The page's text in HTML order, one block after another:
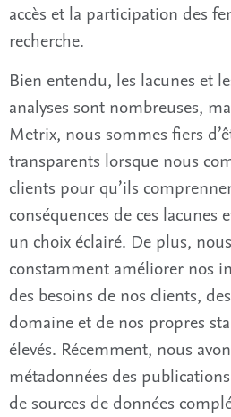
accès et la participation des
recherche.
Bien entendu, les lacunes et
analyses sont nombreuses,
Metrix, nous sommes fiers
transparents lorsque nous
clients pour qu’ils
conséquences de ces lacunes
un choix éclairé. De plus,
constamment améliorer nos
des besoins de nos clients,
domaine et de nos propres
élevés. Récemment, nous
métadonnées des
de sources de données